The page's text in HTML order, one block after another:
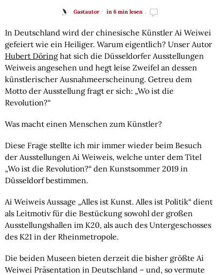
Gastautor in 6 min lesen
In Deutschland wird der chinesische Künstler Ai Weiwei
Hubert Döring hat sich die Düsseldorfer Ausstellungen
Weiweis angesehen und hegt leise Zweifel an dessen
künstlerischer Ausnahmeerscheinung. Getreu dem
Motto der Ausstellung fragt er sich: „Wo ist die
Revolution?“
Was macht einen Menschen zum Künstler?
Diese Frage stellte ich mir immer wieder beim Besuch
der Ausstellungen Ai Weiweis, welche unter dem Titel
„Wo ist die Revolution?“ den Kunstsommer 2019 in
Düsseldorf bestimmen.
Ai Weiweis Aussage „Alles ist Kunst. Alles ist Politik“ dient
als Leitmotiv für die Bestückung sowohl der großen
Ausstellungshallen im K20, als auch des Untergeschosses
des K21 in der Rheinmetropole.
Die beiden Museen bieten derzeit die bisher größte Ai
Weiwei Präsentation in Deutschland – und, so vermute